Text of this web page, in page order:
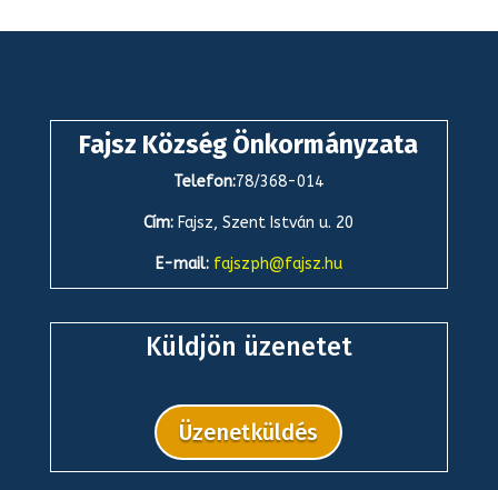
Fajsz Község Önkormányzata
Telefon:78/368-014
Cím: Fajsz, Szent István u. 20
E-mail: fajszph@fajsz.hu
Küldjön üzenetet
Üzenetküldés